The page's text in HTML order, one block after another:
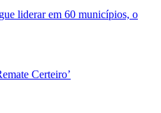
liderar em 60 municípios, o
Certeiro’